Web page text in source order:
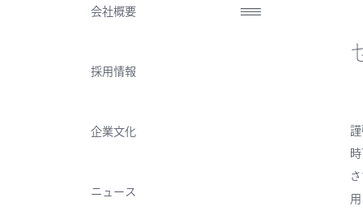
会社概要
採用情報
企業文化
ニュース